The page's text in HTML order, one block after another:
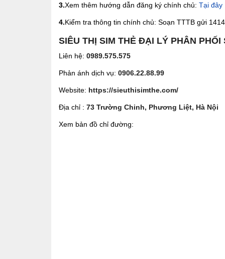
3.Xem thêm hướng dẫn đăng ký chính chủ: Tại đây
4.Kiểm tra thông tin chính chủ: Soạn TTTB gửi
SIÊU THỊ SIM THẺ ĐẠI LÝ PHÂN PHỐI
Liên hệ: 0989.575.575
Phản ánh dịch vụ: 0906.22.88.99
Website: https://sieuthisimthe.com/
Địa chỉ : 73 Trường Chinh, Phương Liệt, Hà Nội
Xem bản đồ chỉ đường: